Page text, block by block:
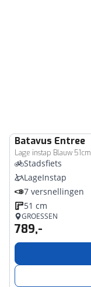
Batavus Entree
Lage instap Blauw 51cm
Stadsfiets
LageInstap
7 versnellingen
51 cm
GROESSEN
789,-